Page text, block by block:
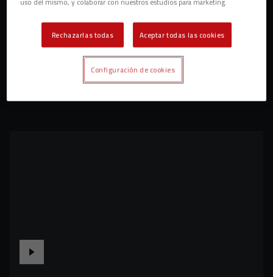
Rechazarlas todas Aceptar todas las cookies
Configuración de cookies